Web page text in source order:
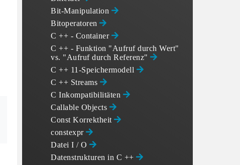
Bit-Manipulation
Bitoperatoren
C ++ - Container
C ++ - Funktion "Aufruf durch Wert"
vs. "Aufruf durch Referenz"
C ++ 11-Speichermodell
C ++ Streams
C Inkompatibilitäten
Callable Objects
Const Korrektheit
constexpr
Datei I / O
Datenstrukturen in C ++